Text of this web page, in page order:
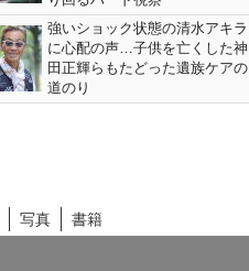
強いショック状態の清水アキラ
に心配の声…子供を亡くした神
田正輝らもたどった遺族ケアの
道のり
写真
書籍